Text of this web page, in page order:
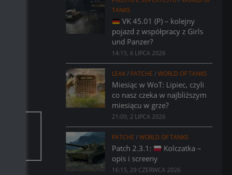
TANKS
VK 45.01 (P) – kolejny
pojazd z współpracy z Girls
und Panzer?
14:15, 6 LIPCA 2026
LEAK/ PATCHE /WORLD OF TANKS
Miesiąc w WoT: Lipiec, czyli
co nasz czeka w najbliższym
miesiącu w grze?
21:09, 2 LIPCA 2026
PATCHE /WORLD OF TANKS
Patch 2.3.1:
Kolczatka –
opis i screeny
16:15, 29 CZERWCA 2026